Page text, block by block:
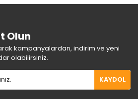
Olun
kampanyalardan, indirim ve yeni
olabilirsiniz.
KAYDOL